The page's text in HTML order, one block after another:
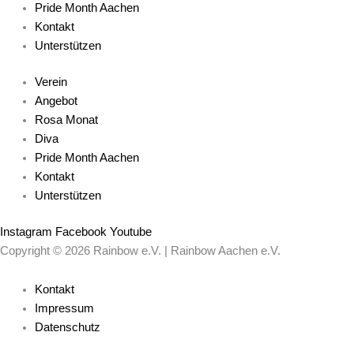
Pride Month Aachen
Kontakt
Unterstützen
Verein
Angebot
Rosa Monat
Diva
Pride Month Aachen
Kontakt
Unterstützen
Instagram Facebook Youtube
Copyright © 2026 Rainbow e.V. | Rainbow Aachen e.V.
Kontakt
Impressum
Datenschutz